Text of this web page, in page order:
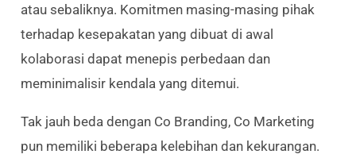
atau sebaliknya. Komitmen masing-masing pihak
terhadap kesepakatan yang dibuat di awal
kolaborasi dapat menepis perbedaan dan
meminimalisir kendala yang ditemui.
Tak jauh beda dengan Co Branding, Co Marketing
pun memiliki beberapa kelebihan dan kekurangan.